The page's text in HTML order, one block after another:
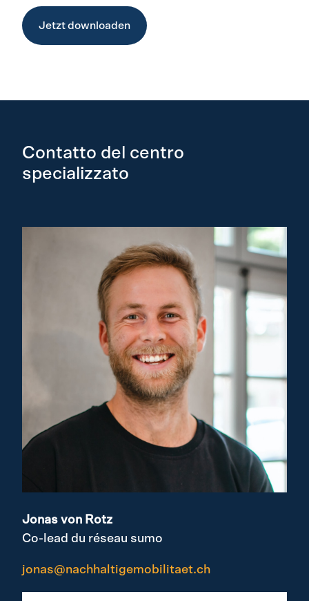
Jetzt downloaden
Contatto del centro
specializzato
Jonas von Rotz
Co-lead du réseau sumo
jonas@nachhaltigemobilitaet.ch